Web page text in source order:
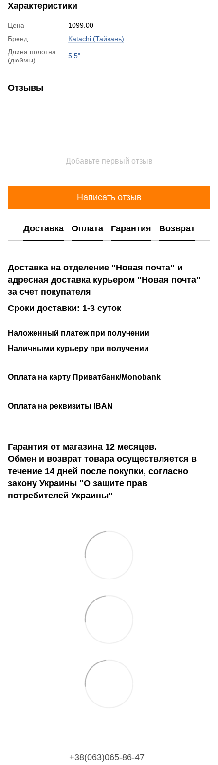
Характеристики
Цена
1099.00
Бренд
Katachi (Тайвань)
Длина полотна
(дюймы)
5,5"
Отзывы
Добавьте первый отзыв
Написать отзыв
Доставка Оплата Гарантия Возврат
Доставка на отделение "Новая почта" и
адресная доставка курьером "Новая почта"
за счет покупателя
Сроки доставки: 1-3 суток
Наложенный платеж при получении
Наличными курьеру при получении
Оплата на карту Приватбанк/Monobank
Оплата на реквизиты IBAN
Гарантия от магазина 12 месяцев.
Обмен и возврат товара осуществляется в
течение 14 дней после покупки, согласно
закону Украины "О защите прав
потребителей Украины"
+38(063)065-86-47